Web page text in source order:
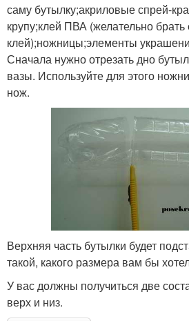
саму бутылку;акриловые спрей-
крупу;клей ПВА (желательно брать
клей);ножницы;элементы
Сначала нужно отрезать дно
вазы. Используйте для этого
нож.
Верхняя часть бутылки будет
такой, какого размера вам бы
У вас должны получиться две
верх и низ.